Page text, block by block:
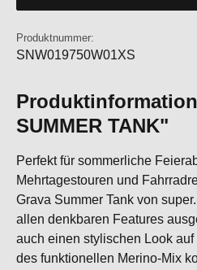
Produktnummer:
SNW019750W01XS
SUMMER TANK"
Perfekt für sommerliche
Mehrtagestouren und
Grava Summer Tank von
allen denkbaren Features
auch einen stylischen Look
des funktionellen Merino-Mix